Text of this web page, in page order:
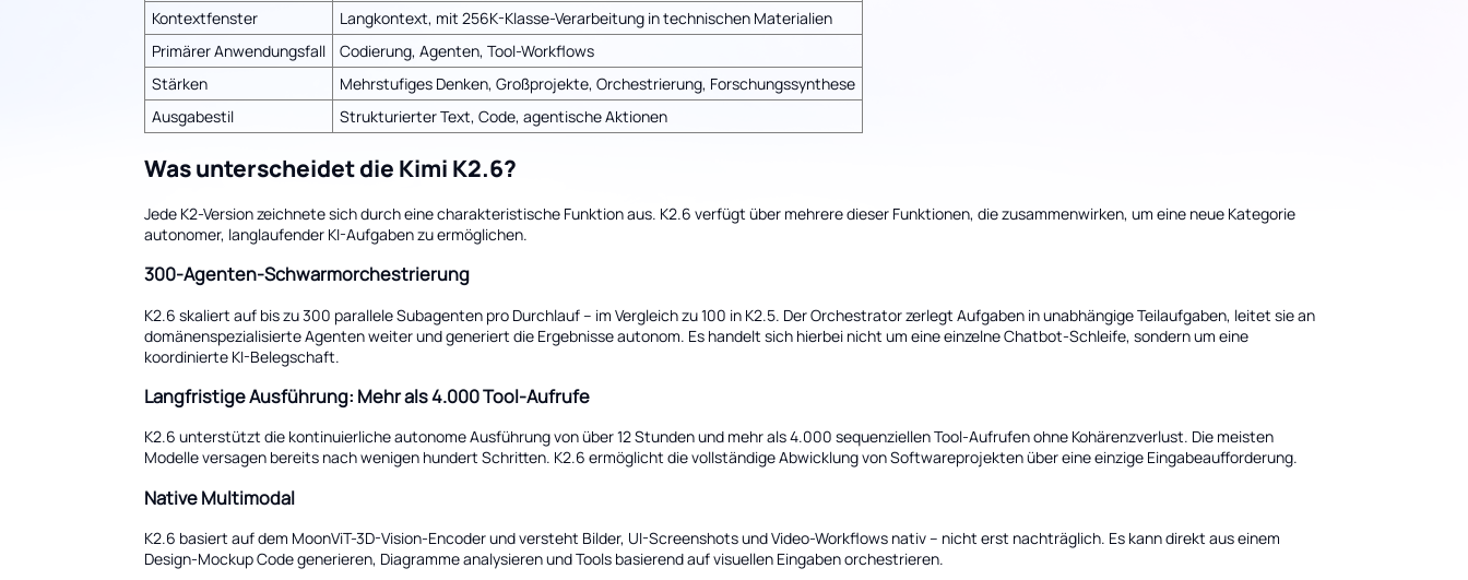
Kontextfenster
Langkontext, mit 256K-Klasse-Verarbeitung in technischen Materialien
Primärer Anwendungsfall
Codierung, Agenten, Tool-Workflows
Stärken
Mehrstufiges Denken, Großprojekte, Orchestrierung, Forschungssynthese
Ausgabestil
Strukturierter Text, Code, agentische Aktionen
Was unterscheidet die Kimi K2.6?
Jede K2-Version zeichnete sich durch eine charakteristische Funktion aus. K2.6 verfügt über mehrere dieser Funktionen, die zusammenwirken, um eine neue Kategorie
autonomer, langlaufender KI-Aufgaben zu ermöglichen.
300-Agenten-Schwarmorchestrierung
K2.6 skaliert auf bis zu 300 parallele Subagenten pro Durchlauf – im Vergleich zu 100 in K2.5. Der Orchestrator zerlegt Aufgaben in unabhängige Teilaufgaben, leitet sie an
domänenspezialisierte Agenten weiter und generiert die Ergebnisse autonom. Es handelt sich hierbei nicht um eine einzelne Chatbot-Schleife, sondern um eine
koordinierte KI-Belegschaft.
Langfristige Ausführung: Mehr als 4.000 Tool-Aufrufe
K2.6 unterstützt die kontinuierliche autonome Ausführung von über 12 Stunden und mehr als 4.000 sequenziellen Tool-Aufrufen ohne Kohärenzverlust. Die meisten
Modelle versagen bereits nach wenigen hundert Schritten. K2.6 ermöglicht die vollständige Abwicklung von Softwareprojekten über eine einzige Eingabeaufforderung.
Native Multimodal
K2.6 basiert auf dem MoonViT-3D-Vision-Encoder und versteht Bilder, UI-Screenshots und Video-Workflows nativ – nicht erst nachträglich. Es kann direkt aus einem
Design-Mockup Code generieren, Diagramme analysieren und Tools basierend auf visuellen Eingaben orchestrieren.